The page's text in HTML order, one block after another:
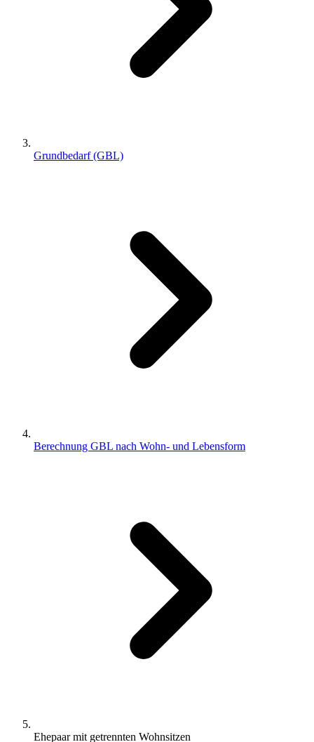
Grundbedarf (GBL)
Berechnung GBL nach Wohn- und Lebensform
Ehepaar mit getrennten Wohnsitzen